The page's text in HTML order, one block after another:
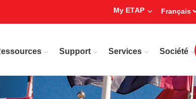
My ETAP
Support Services Société